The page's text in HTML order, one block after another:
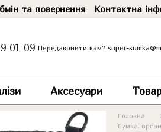
та повернення Контактна
01 09 Передзвонити вам? super-
Аксесуари
Головна
Сумка,